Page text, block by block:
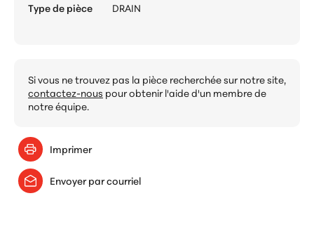
Type de pièce
DRAIN
Si vous ne trouvez pas la pièce recherchée sur notre site,
contactez-nous pour obtenir l'aide d'un membre de
notre équipe.
Imprimer
Envoyer par courriel